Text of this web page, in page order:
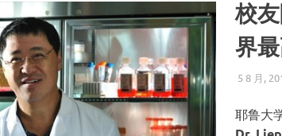
校
界
5 8 月,
耶鲁大